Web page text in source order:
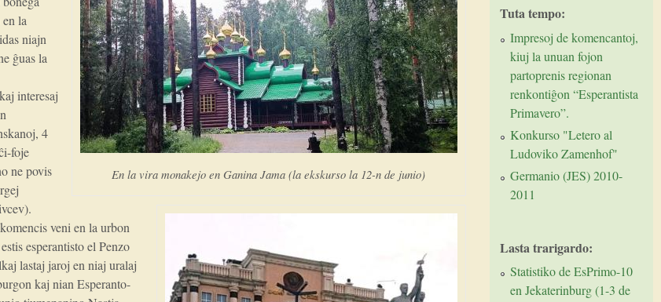
En la vira monakejo en Ganina Jama (la ekskurso la 12-n de junio)
la
niajn
ĝuas la
interesaj
4
foje
ne povis
veni en la urbon
esperantisto el Penzo
lastaj jaroj en niaj uralaj
kaj nian Esperanto-
Tuta tempo:
Impresoj de komencantoj,
kiuj la unuan fojon
partoprenis regionan
renkontiĝon “Esperantista
Primavero”.
Konkurso "Letero al
Ludoviko Zamenhof"
Germanio (JES) 2010-
2011
Lasta trarigardo:
Statistiko de EsPrimo-10
en Jekaterinburg (1-3 de